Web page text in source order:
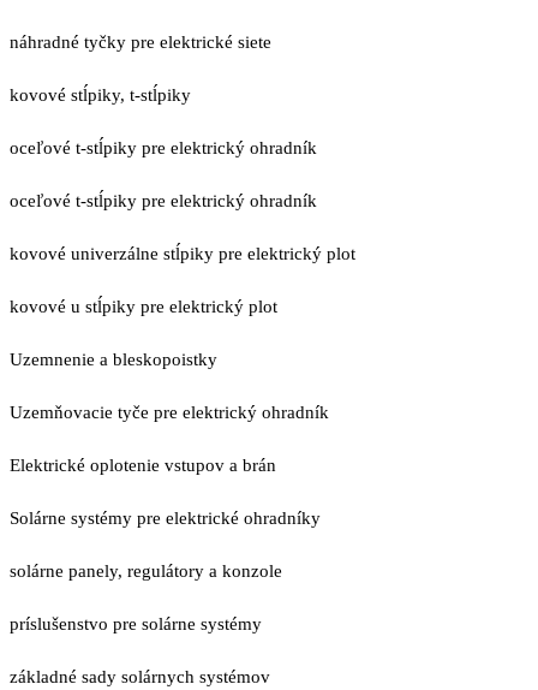
náhradné tyčky pre elektrické siete
kovové stĺpiky, t-stĺpiky
oceľové t-stĺpiky pre elektrický ohradník
oceľové t-stĺpiky pre elektrický ohradník
kovové univerzálne stĺpiky pre elektrický plot
kovové u stĺpiky pre elektrický plot
Uzemnenie a bleskopoistky
Uzemňovacie tyče pre elektrický ohradník
Elektrické oplotenie vstupov a brán
Solárne systémy pre elektrické ohradníky
solárne panely, regulátory a konzole
príslušenstvo pre solárne systémy
základné sady solárnych systémov